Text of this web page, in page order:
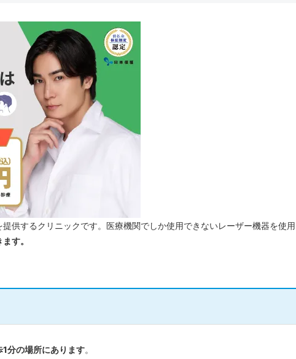
供するクリニックです。医療機関でしか使用できないレーザー機器を使用
す。
1分の場所にあります。